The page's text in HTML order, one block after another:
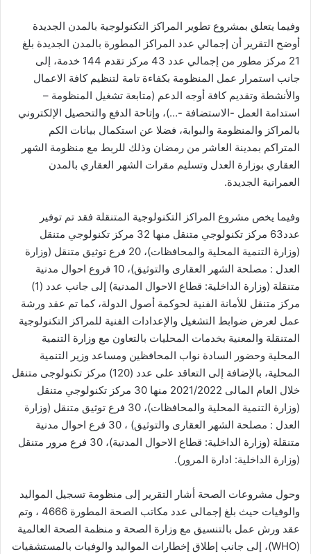
وفيما يتعلق بمشروع تطوير المراكز التكنولوجية بالمدن الجديدة
أوضح التقرير أن إجمالي عدد المراكز المطورة بالمدن الجديدة بلغ
21 مركز مطور من إجمالي عدد 43 مركز تقدم 144 خدمة، إلى
جانب استمرار عمل المنظومة بكفاءة تامة لتنظيم كافة الاعمال
والأنشطة وتقديم كافة أوجه الدعم (متابعة تشغيل المنظومة –
استدامة العمل -الاستضافة -…)، وإتاحة الدفع والتحصيل الإلكتروني
بالمراكز والمنظومة والبوابة، فضلا عن استكمال بيانات الكم
المتراكم بمدينة العاشر من رمضان وذلك للربط مع منظومة الشهر
العقاري بوزارة العدل وتسليم مقرات الشهر العقاري بالمدن
العمرانية الجديدة.
وفيما يخص مشروع المراكز التكنولوجية المتنقلة فقد تم توفير
عدد63 مركز تكنولوجي متنقل منها 32 مركز تكنولوجي متنقل
(وزارة التنمية المحلية والمحافظات)، 20 فرع توثيق متنقل (وزارة
العدل : مصلحة الشهر العقارى والتوثيق)، 10 فروع احوال مدنية
متنقلة (وزارة الداخلية: قطاع الاحوال المدنية) إلى جانب عدد (1)
مركز متنقل للأمانة الفنية لحوكمة أصول الدولة، كما تم عقد ورشة
عمل لعرض ضوابط التشغيل والإعدادات الفنية للمراكز التكنولوجية
المتنقلة والمعنية بخدمات المحليات بالتعاون مع وزارة التنمية
المحلية وحضور السادة نواب المحافظين ومساعد وزير التنمية
المحلية، بالإضافة إلى التعاقد على عدد (120) مركز تكنولوجى متنقل
خلال العام المالى 2021/2022 منها 30 مركز تكنولوجي متنقل
(وزارة التنمية المحلية والمحافظات)، 30 فرع توثيق متنقل (وزارة
العدل : مصلحة الشهر العقارى والتوثيق) ، 30 فرع احوال مدنية
متنقلة (وزارة الداخلية: قطاع الاحوال المدنية)، 30 فرع مرور متنقل
(وزارة الداخلية: ادارة المرور).
وحول مشروعات الصحة أشار التقرير إلى منظومة تسجيل المواليد
والوفيات حيث بلغ إجمالى عدد مكاتب الصحة المطورة 4666 ، وتم
عقد ورش عمل بالتنسيق مع وزارة الصحة و منظمة الصحة العالمية
(WHO)، إلى جانب إطلاق إخطارات المواليد والوفيات بالمستشفيات